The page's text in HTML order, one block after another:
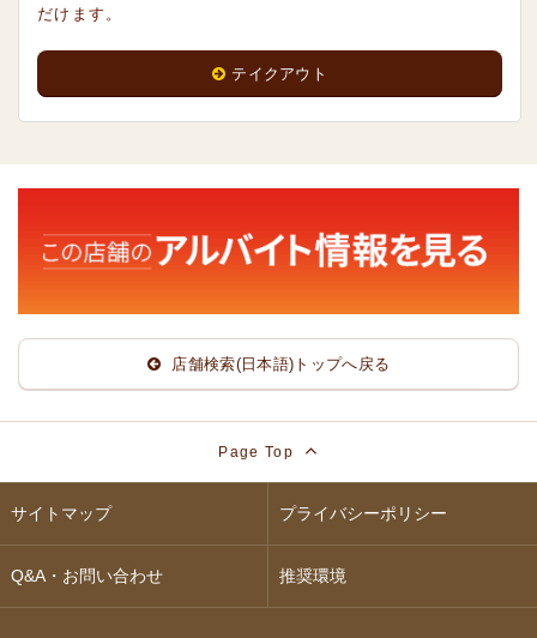
だけます。
テイクアウト
店舗検索(日本語)トップへ戻る
Page Top
サイトマップ プライバシーポリシー
Q&A・お問い合わせ 推奨環境